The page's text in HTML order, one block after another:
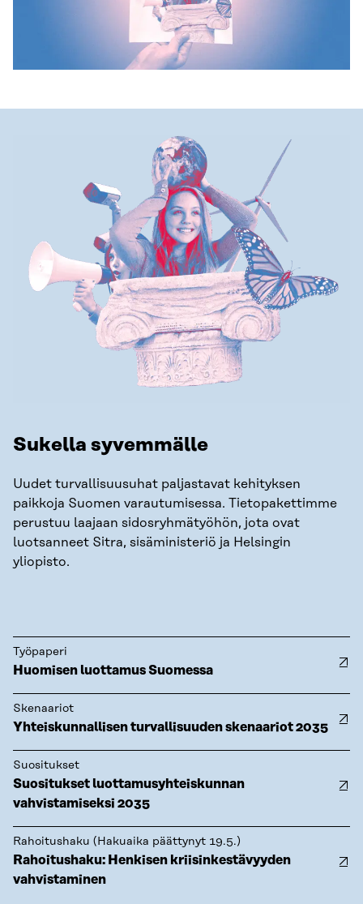
Sukella syvemmälle
Uudet turvallisuusuhat paljastavat kehityksen
paikkoja Suomen varautumisessa. Tietopakettimme
perustuu laajaan sidosryhmätyöhön, jota ovat
luotsanneet Sitra, sisäministeriö ja Helsingin
yliopisto.
Työpaperi
Huomisen luottamus Suomessa
Skenaariot
Yhteiskunnallisen turvallisuuden skenaariot 2035
Suositukset
Suositukset luottamusyhteiskunnan
vahvistamiseksi 2035
Rahoitushaku (Hakuaika päättynyt 19.5.)
Rahoitushaku: Henkisen kriisinkestävyyden
vahvistaminen